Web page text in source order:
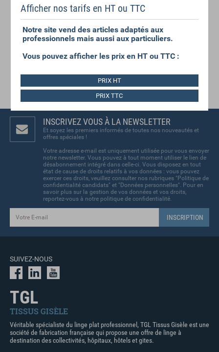
Hôtels, Hébergements,
Gîtes
Restaurants,
Métiers de bouche et de
la table
Hôpitaux,
Collectivités
INSCRIVEZ VOUS À LA NEWSLETTER
Et soyez les premiers informés de toutes nos nouveautés et
offres spéciales !
Votre adresse e-mail est uniquement utilisée pour vous envoyer
notre newsletter. Vous pouvez à tout moment utiliser le lien de
désabonnement intégré dans celle-ci. Vous disposez en tout
état de cause de droits relatifs à vos données : vous pouvez
exercer ces droits, veuillez consulter nos rubriques "Politique de
confidentialité candidats" et "Données personnelles". Pour en
savoir plus sur la gestion de vos données et vos droits,
reportez-vous à notre politique de confidentialité.
SUIVEZ-NOUS
TGL
TISSUS GISÈLE
Véritable spécialiste du linge plat professionnel, TGL Tissus Gisèle est une
société de fabrication française qui propose une offre de linge à
destination des collectivités, hôpitaux, hôtels et gites.
Afficher nos tarifs en HT ou TTC
Notre site vend des articles adaptés aux
professionnels mais aussi aux particuliers.
Vous pouvez afficher les prix en HT ou TTC :
PRIX HT
PRIX TTC